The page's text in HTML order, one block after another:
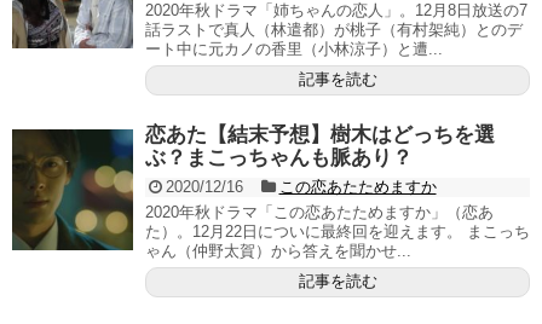
2020年秋ドラマ「姉ちゃんの恋人」。12月8日放送の7
話ラストで真人（林遣都）が桃子（有村架純）とのデ
ート中に元カノの香里（小林涼子）と遭...
記事を読む
恋あた【結末予想】樹木はどっちを選
ぶ？まこっちゃんも脈あり？
2020/12/16
この恋あたためますか
2020年秋ドラマ「この恋あたためますか」（恋あ
た）。12月22日についに最終回を迎えます。 まこっち
ゃん（仲野太賀）から答えを聞かせ...
記事を読む